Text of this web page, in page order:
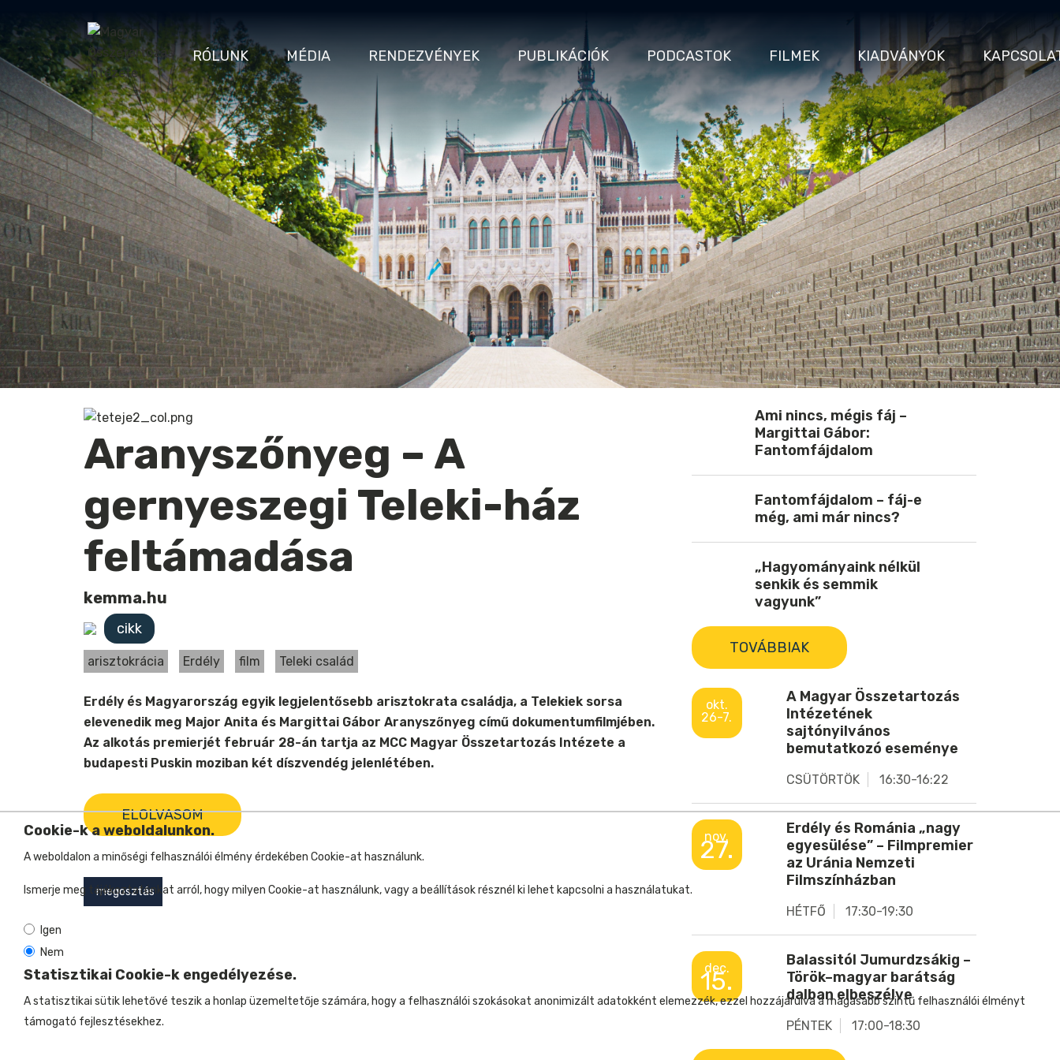
RÓLUNK MÉDIA RENDEZVÉNYEK PUBLIKÁCIÓK PODCASTOK FILMEK KIADVÁNYOK
Aranyszőnyeg – A
gernyeszegi Teleki-ház
feltámadása
kemma.hu
cikk
arisztokrácia Erdély film Teleki család
Erdély és Magyarország egyik legjelentősebb arisztokrata családja, a Telekiek sorsa
elevenedik meg Major Anita és Margittai Gábor Aranyszőnyeg című dokumentumfilmjében.
Az alkotás premierjét február 28-án tartja az MCC Magyar Összetartozás Intézete a
budapesti Puskin moziban két díszvendég jelenlétében.
ELOLVASOM
megosztás
Ami nincs, mégis fáj –
Margittai Gábor:
Fantomfájdalom
Fantomfájdalom – fáj-e
még, ami már nincs?
„Hagyományaink nélkül
senkik és semmik
vagyunk”
TOVÁBBIAK
okt.
26-7.
A Magyar Összetartozás
Intézetének
sajtónyilvános
bemutatkozó eseménye
CSÜTÖRTÖK 16:30-16:22
nov.
27.
Erdély és Románia „nagy
egyesülése” – Filmpremier
az Uránia Nemzeti
Filmszínházban
HÉTFŐ 17:30-19:30
dec.
15.
Balassitól Jumurdzsákig –
Török–magyar barátság
dalban elbeszélve
PÉNTEK 17:00-18:30
Cookie-k a weboldalunkon.
A weboldalon a minőségi felhasználói élmény érdekében Cookie-at használunk.
Ismerje meg tájékoztatónkat arról, hogy milyen Cookie-at használunk, vagy a beállítások résznél ki lehet kapcsolni a használatukat.
Igen
Nem
Statisztikai Cookie-k engedélyezése.
A statisztikai sütik lehetővé teszik a honlap üzemeltetője számára, hogy a felhasználói szokásokat anonimizált adatokként elemezzék, ezzel hozzájárulva a magasabb szintű felhasználói élményt
támogató fejlesztésekhez.